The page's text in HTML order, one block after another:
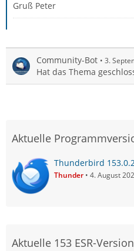
Gruß Peter
Community-Bot 3.
Hat das Thema
Aktuelle
Thunderbird
Thunder 4. August
Aktuelle 153 ESR-Version